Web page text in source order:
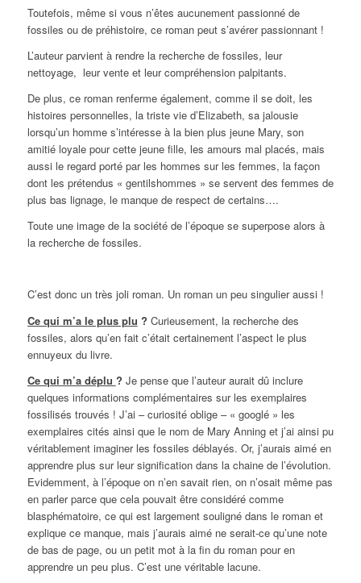
Toutefois, même si vous n’êtes aucunement passionné de
fossiles ou de préhistoire, ce roman peut s’avérer passionnant !
L’auteur parvient à rendre la recherche de fossiles, leur
nettoyage, leur vente et leur compréhension palpitants.
De plus, ce roman renferme également, comme il se doit, les
histoires personnelles, la triste vie d’Elizabeth, sa jalousie
lorsqu’un homme s’intéresse à la bien plus jeune Mary, son
amitié loyale pour cette jeune fille, les amours mal placés, mais
aussi le regard porté par les hommes sur les femmes, la façon
dont les prétendus « gentilshommes » se servent des femmes de
plus bas lignage, le manque de respect de certains….
Toute une image de la société de l’époque se superpose alors à
la recherche de fossiles.
C’est donc un très joli roman. Un roman un peu singulier aussi !
Ce qui m’a le plus plu ? Curieusement, la recherche des
fossiles, alors qu’en fait c’était certainement l’aspect le plus
ennuyeux du livre.
Ce qui m’a déplu ? Je pense que l’auteur aurait dû inclure
quelques informations complémentaires sur les exemplaires
fossilisés trouvés ! J’ai – curiosité oblige – « googlé » les
exemplaires cités ainsi que le nom de Mary Anning et j’ai ainsi pu
véritablement imaginer les fossiles déblayés. Or, j’aurais aimé en
apprendre plus sur leur signification dans la chaine de l’évolution.
Evidemment, à l’époque on n’en savait rien, on n’osait même pas
en parler parce que cela pouvait être considéré comme
blasphématoire, ce qui est largement souligné dans le roman et
explique ce manque, mais j’aurais aimé ne serait-ce qu’une note
de bas de page, ou un petit mot à la fin du roman pour en
apprendre un peu plus. C’est une véritable lacune.